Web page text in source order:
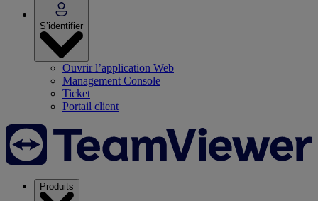
S’identifier
Ouvrir l’application Web
Management Console
Ticket
Portail client
Produits